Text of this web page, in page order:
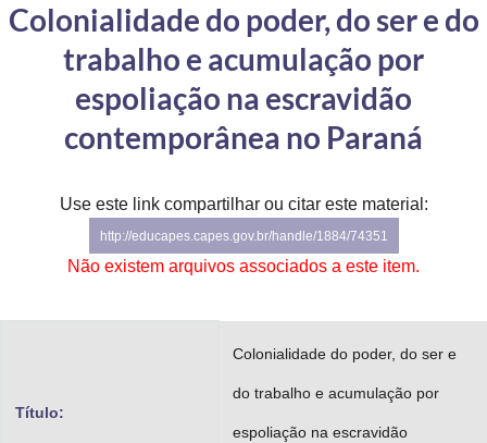
Controladoria-Geral da União
Gabinete de Segurança Institucional
Advocacia-Geral da União
Colonialidade do poder, do ser e do
trabalho e acumulação por
espoliação na escravidão
contemporânea no Paraná
Use este link compartilhar ou citar este material:
http://educapes.capes.gov.br/handle/1884/74351
Não existem arquivos associados a este item.
Título:
Colonialidade do poder, do ser e
do trabalho e acumulação por
espoliação na escravidão